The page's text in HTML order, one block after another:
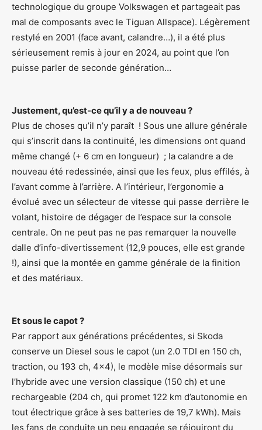
technologique du groupe Volkswagen et partageait pas
mal de composants avec le Tiguan Allspace). Légèrement
restylé en 2001 (face avant, calandre…), il a été plus
sérieusement remis à jour en 2024, au point que l’on
puisse parler de seconde génération…
Justement, qu’est-ce qu’il y a de nouveau ?
Plus de choses qu’il n’y paraît ! Sous une allure générale
qui s’inscrit dans la continuité, les dimensions ont quand
même changé (+ 6 cm en longueur) ; la calandre a de
nouveau été redessinée, ainsi que les feux, plus effilés, à
l’avant comme à l’arrière. A l’intérieur, l’ergonomie a
évolué avec un sélecteur de vitesse qui passe derrière le
volant, histoire de dégager de l’espace sur la console
centrale. On ne peut pas ne pas remarquer la nouvelle
dalle d’info-divertissement (12,9 pouces, elle est grande
!), ainsi que la montée en gamme générale de la finition
et des matériaux.
Et sous le capot ?
Par rapport aux générations précédentes, si Skoda
conserve un Diesel sous le capot (un 2.0 TDI en 150 ch,
traction, ou 193 ch, 4×4), le modèle mise désormais sur
l’hybride avec une version classique (150 ch) et une
rechargeable (204 ch, qui promet 122 km d’autonomie en
tout électrique grâce à ses batteries de 19,7 kWh). Mais
les fans de conduite un peu engagée se réjouiront du